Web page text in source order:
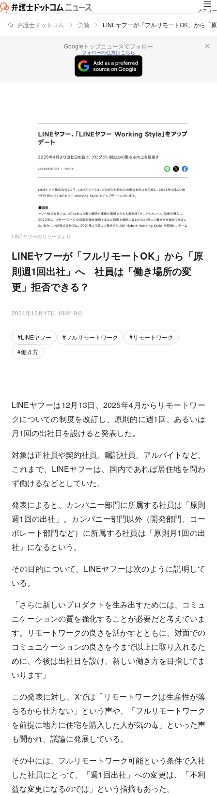
メニュー
弁護士ドットコム 労働 LINEヤフーが「フルリモートOK」から
Googleトップニュースでフォロー
フォローの仕方はこちら
LINEヤフーのリリースより
LINEヤフーが「フルリモートOK」から「原
則週1回出社」へ 社員は「働き場所の変
更」拒否できる？
2024年12月17日 10時19分
#LINEヤフー #フルリモートワーク
#リモートワーク
#働き方
LINEヤフーは12月13日、2025年4月からリモートワー
クについての制度を改訂し、原則的に週1回、あるいは
月1回の出社日を設けると発表した。
対象は正社員や契約社員、嘱託社員、アルバイトなど。
これまで、LINEヤフーは、国内であれば居住地を問わ
ず働けるなどとしていた。
発表によると、カンパニー部門に所属する社員は「原則
週1回の出社」。カンパニー部門以外（開発部門、コー
ポレート部門など）に所属する社員は「原則月1回の出
社」になるという。
その目的について、LINEヤフーは次のように説明して
いる。
「さらに新しいプロダクトを生み出すためには、コミュ
ニケーションの質を強化することが必要だと考えていま
す。リモートワークの良さを活かすとともに、対面での
コミュニケーションの良さを今まで以上に取り入れるた
めに、今後は出社日を設け、新しい働き方を目指してま
いります」
この発表に対し、Xでは「リモートワークは生産性が落
ちるから仕方ない」という声や、「フルリモートワーク
を前提に地方に住宅を購入した人が気の毒」といった声
も聞かれ、議論に発展している。
その中には、フルリモートワーク可能という条件で入社
した社員にとって、「週1回出社」への変更は、「不利
益な変更になるのでは」という指摘もあった。